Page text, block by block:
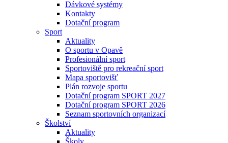
Dávkové systémy
Kontakty
Dotační program
Sport
Aktuality
O sportu v Opavě
Profesionální sport
Sportoviště pro rekreační sport
Mapa sportovišť
Plán rozvoje sportu
Dotační program SPORT 2027
Dotační program SPORT 2026
Seznam sportovních organizací
Školství
Aktuality